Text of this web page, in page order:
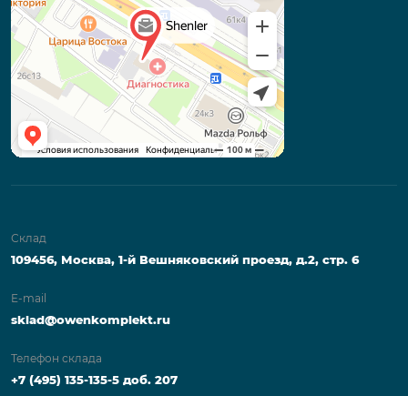
Склад
109456, Москва, 1-й Вешняковский проезд, д.2, стр. 6
E-mail
sklad@owenkomplekt.ru
Телефон склада
+7 (495) 135-135-5 доб. 207